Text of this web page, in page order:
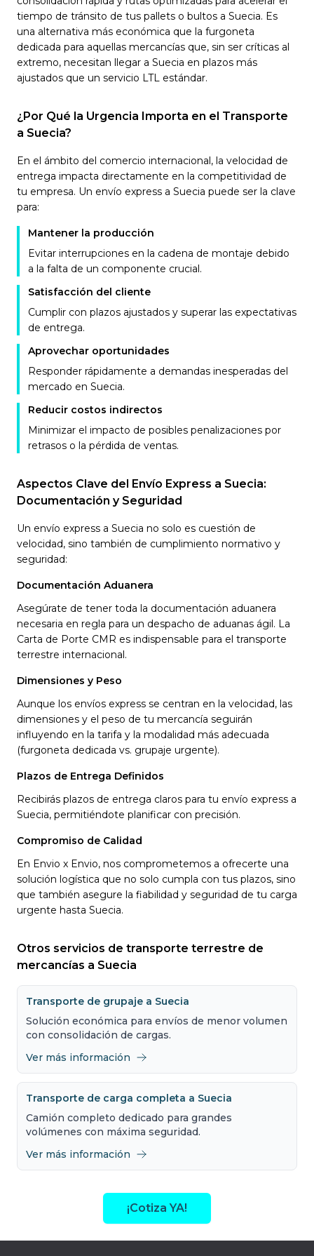
tiempo de tránsito de tus pallets o bultos a Suecia. Es
una alternativa más económica que la furgoneta
dedicada para aquellas mercancías que, sin ser críticas al
extremo, necesitan llegar a Suecia en plazos más
ajustados que un servicio LTL estándar.
¿Por Qué la Urgencia Importa en el Transporte
a Suecia?
En el ámbito del comercio internacional, la velocidad de
entrega impacta directamente en la competitividad de
tu empresa. Un envío express a Suecia puede ser la clave
para:
Mantener la producción
Evitar interrupciones en la cadena de montaje debido
a la falta de un componente crucial.
Satisfacción del cliente
Cumplir con plazos ajustados y superar las expectativas
de entrega.
Aprovechar oportunidades
Responder rápidamente a demandas inesperadas del
mercado en Suecia.
Reducir costos indirectos
Minimizar el impacto de posibles penalizaciones por
retrasos o la pérdida de ventas.
Aspectos Clave del Envío Express a Suecia:
Documentación y Seguridad
Un envío express a Suecia no solo es cuestión de
velocidad, sino también de cumplimiento normativo y
seguridad:
Documentación Aduanera
Asegúrate de tener toda la documentación aduanera
necesaria en regla para un despacho de aduanas ágil. La
Carta de Porte CMR es indispensable para el transporte
terrestre internacional.
Dimensiones y Peso
Aunque los envíos express se centran en la velocidad, las
dimensiones y el peso de tu mercancía seguirán
influyendo en la tarifa y la modalidad más adecuada
(furgoneta dedicada vs. grupaje urgente).
Plazos de Entrega Definidos
Recibirás plazos de entrega claros para tu envío express a
Suecia, permitiéndote planificar con precisión.
Compromiso de Calidad
En Envio x Envio, nos comprometemos a ofrecerte una
solución logística que no solo cumpla con tus plazos, sino
que también asegure la fiabilidad y seguridad de tu carga
urgente hasta Suecia.
Otros servicios de transporte terrestre de
mercancías a Suecia
Transporte de grupaje a Suecia
Solución económica para envíos de menor volumen
con consolidación de cargas.
Ver más información
Transporte de carga completa a Suecia
Camión completo dedicado para grandes
volúmenes con máxima seguridad.
Ver más información
¡Cotiza YA!